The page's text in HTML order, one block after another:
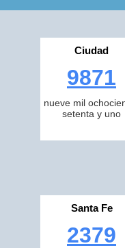
Ciudad
9871
nueve mil
setenta y uno
Santa Fe
2379